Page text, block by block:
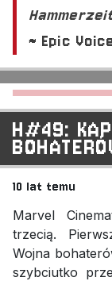
~ Epic
H#49:
10 lat temu
Marvel
trzecią.
Wojna
szybciutko